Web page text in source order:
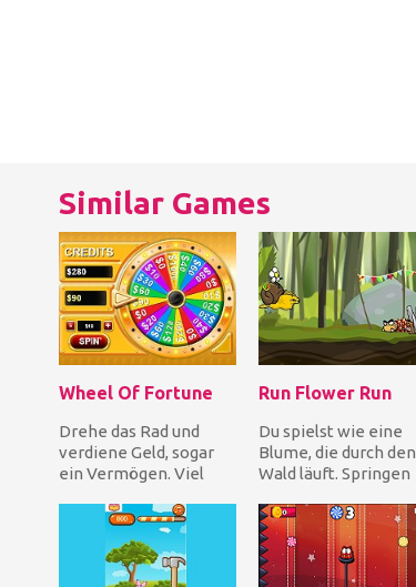
Similar Games
Wheel Of Fortune
Drehe das Rad und
verdiene Geld, sogar
ein Vermögen. Viel
Run Flower Run
Du spielst wie eine
Blume, die durch den
Wald läuft. Springen
springen Sie sog...